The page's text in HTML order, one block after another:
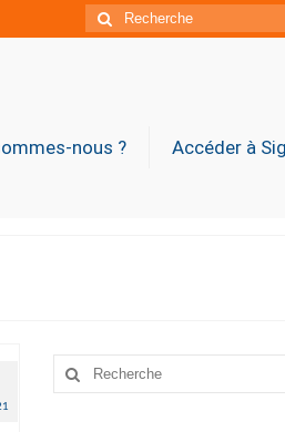
Rechercher
:
nous ? Accéder à
Rechercher